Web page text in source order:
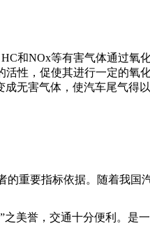
和NOx等有害气体通过氧
性，促使其进行一定的
无害气体，使汽车尾气得以
重要指标依据。随着我
之美誉，交通十分便利。是